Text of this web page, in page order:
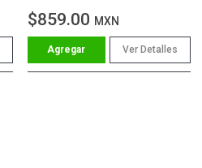
$859.00 MXN
Ver Detalles